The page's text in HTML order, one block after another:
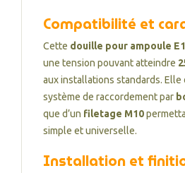
Compatibilité et
Cette douille pour ampoule
une tension pouvant atteindre
aux installations standards. Elle
système de raccordement par
que d’un filetage M10
simple et universelle.
Installation et